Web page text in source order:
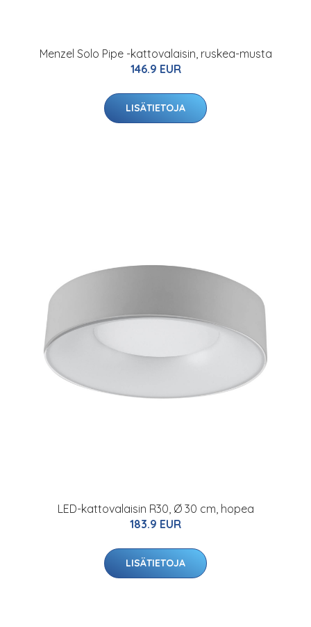
Menzel Solo Pipe -kattovalaisin, ruskea-musta
146.9 EUR
LISÄTIETOJA
LED-kattovalaisin R30, Ø 30 cm, hopea
183.9 EUR
LISÄTIETOJA